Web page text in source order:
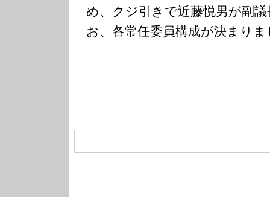
め、クジ引きで近藤悦男が副
お、各常任委員構成が決まり